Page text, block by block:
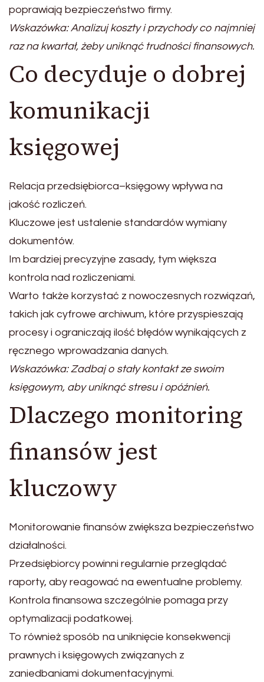
poprawiają bezpieczeństwo firmy.
Wskazówka: Analizuj koszty i przychody co najmniej
raz na kwartał, żeby uniknąć trudności finansowych.
Co decyduje o dobrej
komunikacji
księgowej
Relacja przedsiębiorca–księgowy wpływa na
jakość rozliczeń.
Kluczowe jest ustalenie standardów wymiany
dokumentów.
Im bardziej precyzyjne zasady, tym większa
kontrola nad rozliczeniami.
Warto także korzystać z nowoczesnych rozwiązań,
takich jak cyfrowe archiwum, które przyspieszają
procesy i ograniczają ilość błędów wynikających z
ręcznego wprowadzania danych.
Wskazówka: Zadbaj o stały kontakt ze swoim
księgowym, aby uniknąć stresu i opóźnień.
Dlaczego monitoring
finansów jest
kluczowy
Monitorowanie finansów zwiększa bezpieczeństwo
działalności.
Przedsiębiorcy powinni regularnie przeglądać
raporty, aby reagować na ewentualne problemy.
Kontrola finansowa szczególnie pomaga przy
optymalizacji podatkowej.
To również sposób na uniknięcie konsekwencji
prawnych i księgowych związanych z
zaniedbaniami dokumentacyjnymi.